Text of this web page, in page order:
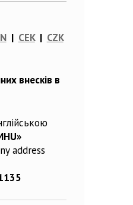
| CEK| CZK
внесків в
address